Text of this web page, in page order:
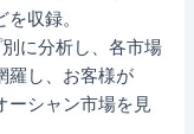
収録。
に分析し、各市場
羅し、お客様が
ーシャン市場を見